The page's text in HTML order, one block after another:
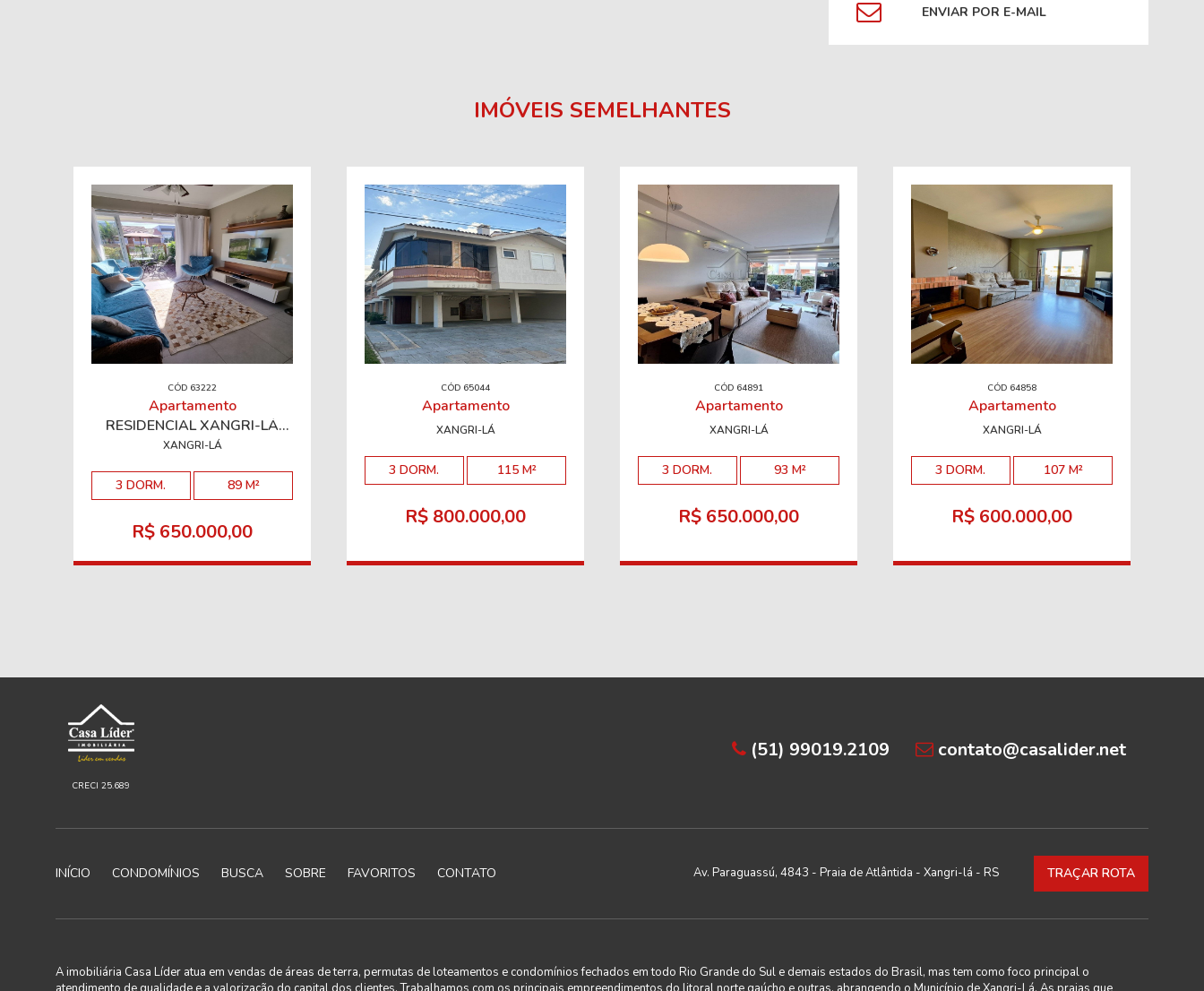
ENVIAR POR E-MAIL
IMÓVEIS SEMELHANTES
CÓD 63222
Apartamento
RESIDENCIAL XANGRI-LÁ
RESORT
XANGRI-LÁ
3 DORM. 89 M²
R$ 650.000,00
CÓD 65044
Apartamento
XANGRI-LÁ
3 DORM. 115 M²
R$ 800.000,00
CÓD 64891
Apartamento
XANGRI-LÁ
3 DORM. 93 M²
R$ 650.000,00
CÓD 64858
Apartamento
XANGRI-LÁ
3 DORM. 107 M²
R$ 600.000,00
CRECI 25.689
(51) 99019.2109 contato@casalider.net
INÍCIO CONDOMÍNIOS BUSCA SOBRE FAVORITOS CONTATO Av. Paraguassú, 4843 - Praia de Atlântida - Xangri-lá - RS TRAÇAR ROTA
A imobiliária Casa Líder atua em vendas de áreas de terra, permutas de loteamentos e condomínios fechados em todo Rio Grande do Sul e demais estados do Brasil, mas tem como foco principal o